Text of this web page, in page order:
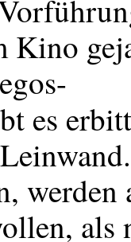
Kino
es
werden